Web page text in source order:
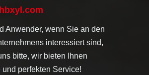
Anwender, wenn Sie an den
interessiert sind,
bitte, wir bieten Ihnen
perfekten Service!